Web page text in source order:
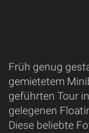
Früh genug
gemietetem
geführten Tour
gelegenen
Diese beliebte